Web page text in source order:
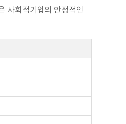
사회적기업의 안정적인